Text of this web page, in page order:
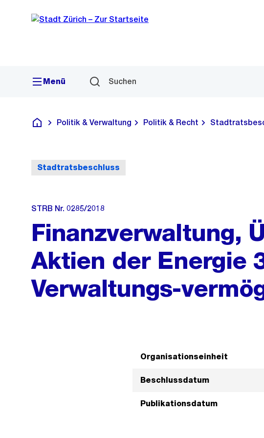
Navigation
Sprunglink
Menü Suchen
Deutsch
Politik & Verwaltung Politik & Recht
Stadtratsbeschluss
STRB Nr. 0285/2018
Finanzverwaltung,
Aktien der Energie
Verwaltungs-
Organisationseinheit
Beschlussdatum
Publikationsdatum